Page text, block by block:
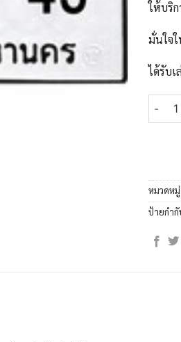
ให้บริ
มั่นใจ
ได้รับ
จำนว
หมวดห
ป้ายกำกั